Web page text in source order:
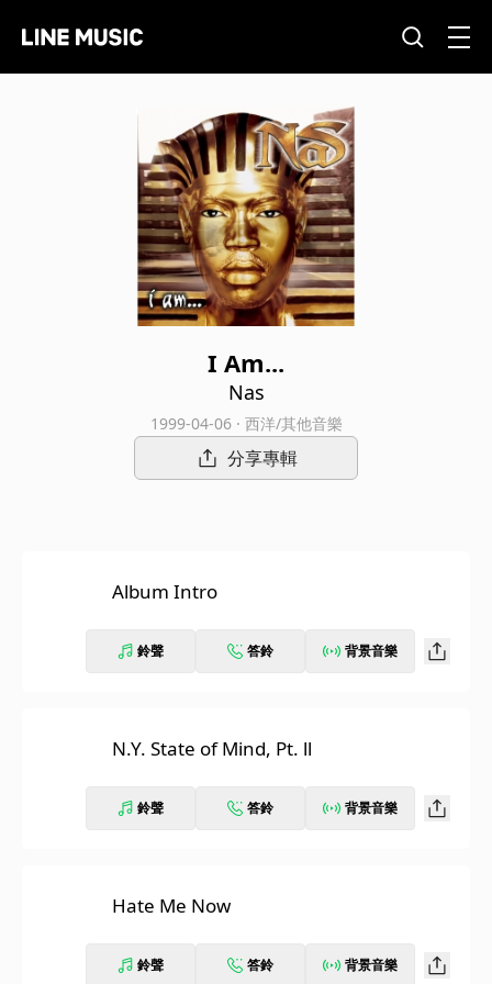
I Am...
Nas
1999-04-06 · 西洋/其他音樂
分享專輯
Album Intro
鈴聲 答鈴 背景音樂
N.Y. State of Mind, Pt. ll
鈴聲 答鈴 背景音樂
Hate Me Now
鈴聲 答鈴 背景音樂